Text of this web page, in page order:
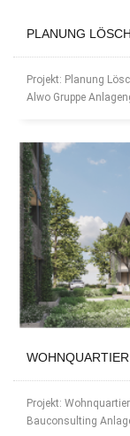
PLANUNG
Projekt: Planung
Alwo Gruppe
Projekt:
Bauconsulting